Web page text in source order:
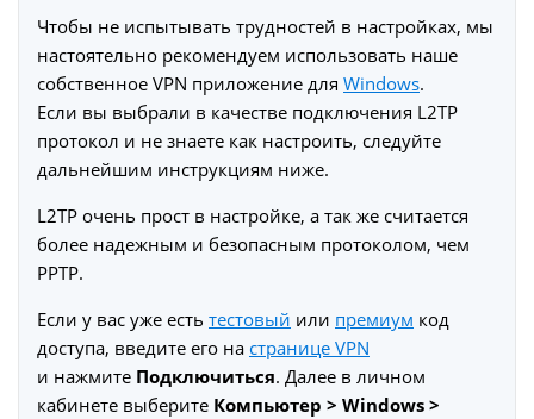
Чтобы не испытывать трудностей в настройках, мы
настоятельно рекомендуем использовать наше
собственное VPN приложение для Windows.
Если вы выбрали в качестве подключения L2TP
протокол и не знаете как настроить, следуйте
дальнейшим инструкциям ниже.
L2TP очень прост в настройке, а так же считается
более надежным и безопасным протоколом, чем
PPTP.
Если у вас уже есть тестовый или премиум код
доступа, введите его на странице VPN
и нажмите Подключиться. Далее в личном
кабинете выберите Компьютер > Windows >